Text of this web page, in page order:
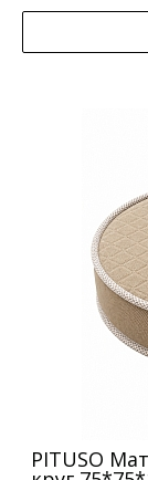
PITUSO